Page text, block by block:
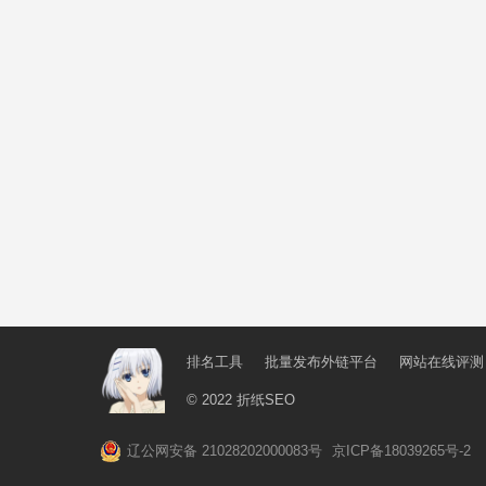
排名工具 批量发布外链平台 网站在线评测
© 2022 折纸SEO
辽公网安备 21028202000083号 京ICP备18039265号-2